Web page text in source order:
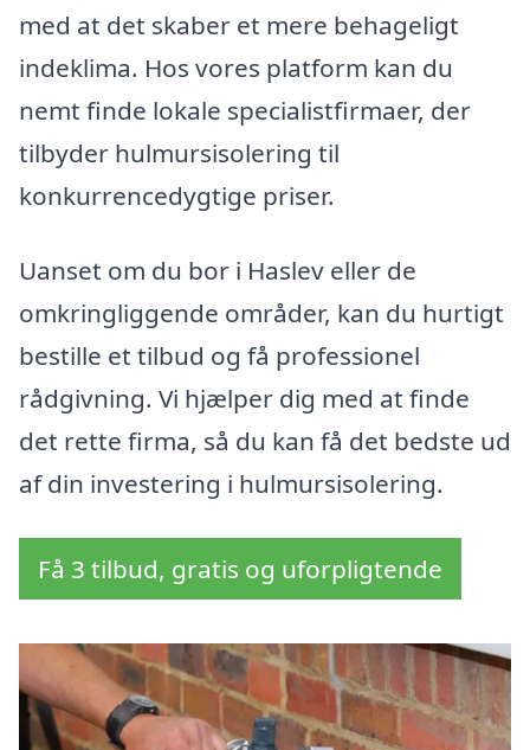
med at det skaber et mere behageligt
indeklima. Hos vores platform kan du
nemt finde lokale specialistfirmaer, der
tilbyder hulmursisolering til
konkurrencedygtige priser.
Uanset om du bor i Haslev eller de
omkringliggende områder, kan du hurtigt
bestille et tilbud og få professionel
rådgivning. Vi hjælper dig med at finde
det rette firma, så du kan få det bedste ud
af din investering i hulmursisolering.
Få 3 tilbud, gratis og uforpligtende